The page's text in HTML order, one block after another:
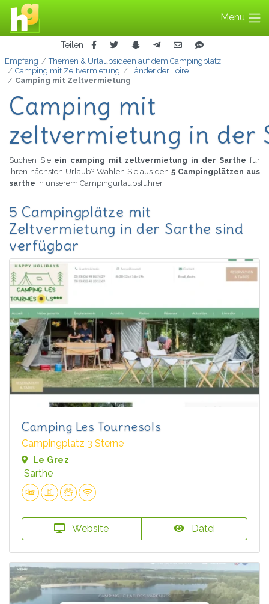
Menu
Teilen
Empfang
Themen & Urlaubsideen auf dem Campingplatz
Camping mit Zeltvermietung
Länder der Loire
Camping mit Zeltvermietung
Camping mit
zeltvermietung in der
Suchen Sie ein camping mit zeltvermietung in der Sarthefür
Ihren nächsten Urlaub? Wählen Sie aus den5 Campingplätzen aus
sarthe in unserem Campingurlaubsführer.
5 Campingplätze mit
Zeltvermietung in der Sarthe sind
verfügbar
Camping Les Tournesols
Campingplatz 3 Sterne
Le Grez
Sarthe
Website Datei